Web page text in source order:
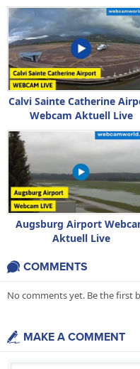
Calvi Sainte Catherine
Webcam Aktuell Live
Augsburg Airport
Aktuell Live
COMMENTS
No comments yet. Be the first
MAKE A COMMENT